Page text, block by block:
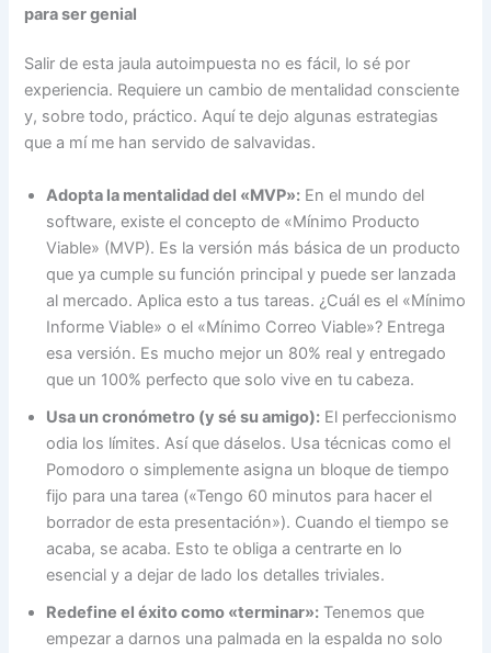
para ser genial
Salir de esta jaula autoimpuesta no es fácil, lo sé por
experiencia. Requiere un cambio de mentalidad consciente
y, sobre todo, práctico. Aquí te dejo algunas estrategias
que a mí me han servido de salvavidas.
Adopta la mentalidad del «MVP»: En el mundo del
software, existe el concepto de «Mínimo Producto
Viable» (MVP). Es la versión más básica de un producto
que ya cumple su función principal y puede ser lanzada
al mercado. Aplica esto a tus tareas. ¿Cuál es el «Mínimo
Informe Viable» o el «Mínimo Correo Viable»? Entrega
esa versión. Es mucho mejor un 80% real y entregado
que un 100% perfecto que solo vive en tu cabeza.
Usa un cronómetro (y sé su amigo): El perfeccionismo
odia los límites. Así que dáselos. Usa técnicas como el
Pomodoro o simplemente asigna un bloque de tiempo
fijo para una tarea («Tengo 60 minutos para hacer el
borrador de esta presentación»). Cuando el tiempo se
acaba, se acaba. Esto te obliga a centrarte en lo
esencial y a dejar de lado los detalles triviales.
Redefine el éxito como «terminar»: Tenemos que
empezar a darnos una palmada en la espalda no solo